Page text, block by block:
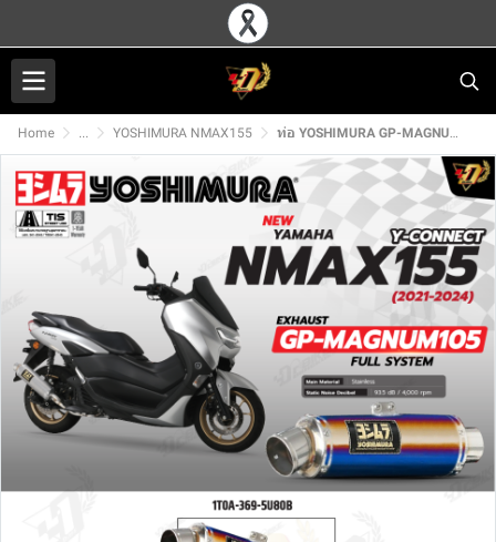
Home ... YOSHIMURA NMAX155 ท่อ YOSHIMURA GP-MAGNUM105 สำหรับ YAMAHA NMAX155 Y-CONNECT